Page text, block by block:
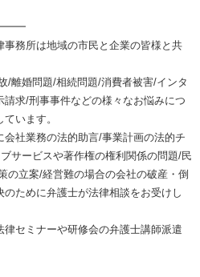
務所は地域の市民と企業の皆様と共
/離婚問題/相続問題/消費者被害/インタ
求/刑事事件などの様々なお悩みにつ
います。
社業務の法的助言/事業計画の法的チ
サービスや著作権の権利関係の問題/民
の立案/経営難の場合の会社の破産・倒
ために弁護士が法律相談をお受けし
セミナーや研修会の弁護士講師派遣